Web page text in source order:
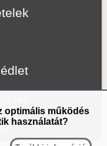
optimális működés
használatát?